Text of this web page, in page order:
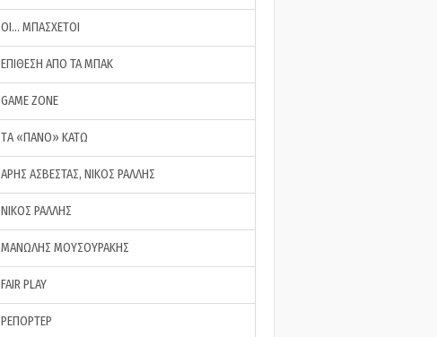
ΟΙ… ΜΠΑΣΧΕΤΟΙ
ΕΠΙΘΕΣΗ ΑΠΟ ΤΑ ΜΠΑΚ
GAME ZONE
ΤA «ΠΑΝΟ» ΚΑΤΩ
ΑΡΗΣ ΑΣΒΕΣΤΑΣ, ΝΙΚΟΣ ΡΑΛΛΗΣ
ΝΙΚΟΣ ΡΑΛΛΗΣ
ΜΑΝΩΛΗΣ ΜΟΥΣΟΥΡΑΚΗΣ
FAIR PLAY
ΡΕΠΟΡΤΕΡ